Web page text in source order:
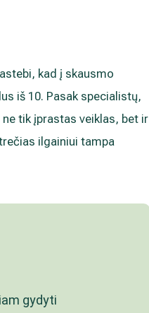
kad į skausmo
iš 10. Pasak specialistų,
tik įprastas veiklas, bet ir
ilgainiui tampa
gydyti